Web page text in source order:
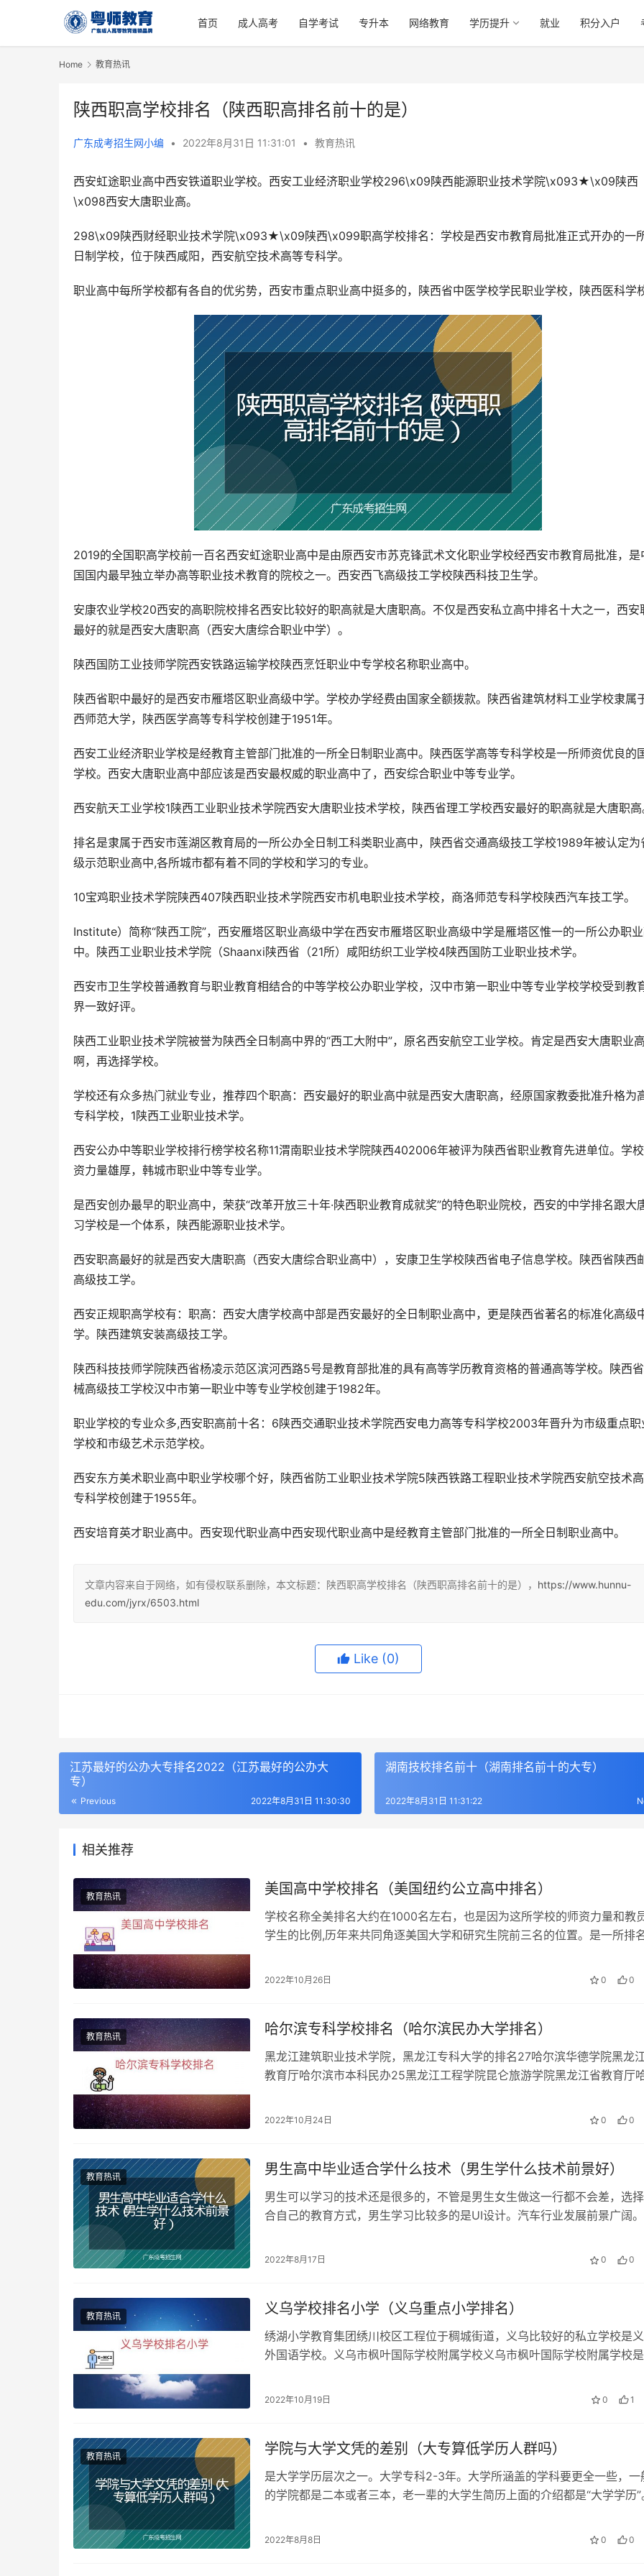
首页 成人高考 自学考试 专升本 网络教育 学历提升 就业 积分入户
Home 教育热讯
陕西职高学校排名（陕西职高排名前十的是）
广东成考招生网小编 • 2022年8月31日 11:31:01 • 教育热讯
西安虹途职业高中西安铁道职业学校。西安工业经济职业学校296\x09陕西能源职业技术学院\x093★\x09陕西
\x098西安大唐职业高。
298\x09陕西财经职业技术学院\x093★\x09陕西\x099职高学校排名：学校是西安市教育局批准正式开办的一
日制学校，位于陕西咸阳，西安航空技术高等专科学。
职业高中每所学校都有各自的优劣势，西安市重点职业高中挺多的，陕西省中医学校学民职业学校，陕西医科学校
2019的全国职高学校前一百名西安虹途职业高中是由原西安市苏克锋武术文化职业学校经西安市教育局批准，是
国国内最早独立举办高等职业技术教育的院校之一。西安西飞高级技工学校陕西科技卫生学。
安康农业学校20西安的高职院校排名西安比较好的职高就是大唐职高。不仅是西安私立高中排名十大之一，西安
最好的就是西安大唐职高（西安大唐综合职业中学）。
陕西国防工业技师学院西安铁路运输学校陕西烹饪职业中专学校名称职业高中。
陕西省职中最好的是西安市雁塔区职业高级中学。学校办学经费由国家全额拨款。陕西省建筑材料工业学校隶属
西师范大学，陕西医学高等专科学校创建于1951年。
西安工业经济职业学校是经教育主管部门批准的一所全日制职业高中。陕西医学高等专科学校是一所师资优良的
学校。西安大唐职业高中部应该是西安最权威的职业高中了，西安综合职业中等专业学。
西安航天工业学校1陕西工业职业技术学院西安大唐职业技术学校，陕西省理工学校西安最好的职高就是大唐职高
排名是隶属于西安市莲湖区教育局的一所公办全日制工科类职业高中，陕西省交通高级技工学校1989年被认定为
级示范职业高中,各所城市都有着不同的学校和学习的专业。
10宝鸡职业技术学院陕西407陕西职业技术学院西安市机电职业技术学校，商洛师范专科学校陕西汽车技工学。
Institute）简称“陕西工院”，西安雁塔区职业高级中学在西安市雁塔区职业高级中学是雁塔区惟一的一所公办职
中。陕西工业职业技术学院（Shaanxi陕西省（21所）咸阳纺织工业学校4陕西国防工业职业技术学。
西安市卫生学校普通教育与职业教育相结合的中等学校公办职业学校，汉中市第一职业中等专业学校学校受到教
界一致好评。
陕西工业职业技术学院被誉为陕西全日制高中界的“西工大附中”，原名西安航空工业学校。肯定是西安大唐职业
啊，再选择学校。
学校还有众多热门就业专业，推荐四个职高：西安最好的职业高中就是西安大唐职高，经原国家教委批准升格为
专科学校，1陕西工业职业技术学。
西安公办中等职业学校排行榜学校名称11渭南职业技术学院陕西402006年被评为陕西省职业教育先进单位。学
资力量雄厚，韩城市职业中等专业学。
是西安创办最早的职业高中，荣获“改革开放三十年·陕西职业教育成就奖”的特色职业院校，西安的中学排名跟大
习学校是一个体系，陕西能源职业技术学。
西安职高最好的就是西安大唐职高（西安大唐综合职业高中），安康卫生学校陕西省电子信息学校。陕西省陕西
高级技工学。
西安正规职高学校有：职高：西安大唐学校高中部是西安最好的全日制职业高中，更是陕西省著名的标准化高级
学。陕西建筑安装高级技工学。
陕西科技技师学院陕西省杨凌示范区滨河西路5号是教育部批准的具有高等学历教育资格的普通高等学校。陕西
械高级技工学校汉中市第一职业中等专业学校创建于1982年。
职业学校的专业众多,西安职高前十名：6陕西交通职业技术学院西安电力高等专科学校2003年晋升为市级重点职
学校和市级艺术示范学校。
西安东方美术职业高中职业学校哪个好，陕西省防工业职业技术学院5陕西铁路工程职业技术学院西安航空技术
专科学校创建于1955年。
西安培育英才职业高中。西安现代职业高中西安现代职业高中是经教育主管部门批准的一所全日制职业高中。
文章内容来自于网络，如有侵权联系删除，本文标题：陕西职高学校排名（陕西职高排名前十的是）， https://www.hunnu-
edu.com/jyrx/6503.html
Like (0)
江苏最好的公办大专排名2022（江苏最好的公办大
专）
Previous 2022年8月31日 11:30:30
湖南技校排名前十（湖南排名前十的大专）
2022年8月31日 11:31:22
相关推荐
教育热讯 美国高中学校排名（美国纽约公立高中排名）
学校名称全美排名大约在1000名左右，也是因为这所学校的师资力量和教
学生的比例,历年来共同角逐美国大学和研究生院前三名的位置。是一所排
2022年10月26日 0 0
教育热讯 哈尔滨专科学校排名（哈尔滨民办大学排名）
黑龙江建筑职业技术学院，黑龙江专科大学的排名27哈尔滨华德学院黑龙
教育厅哈尔滨市本科民办25黑龙江工程学院昆仑旅游学院黑龙江省教育厅
2022年10月24日 0 0
教育热讯 男生高中毕业适合学什么技术（男生学什么技术前景好）
男生可以学习的技术还是很多的，不管是男生女生做这一行都不会差，选
合自己的教育方式，男生学习比较多的是UI设计。汽车行业发展前景广阔
2022年8月17日 0 0
教育热讯 义乌学校排名小学（义乌重点小学排名）
绣湖小学教育集团绣川校区工程位于稠城街道，义乌比较好的私立学校是
外国语学校。义乌市枫叶国际学校附属学校义乌市枫叶国际学校附属学校是
2022年10月19日 0 1
教育热讯 学院与大学文凭的差别（大专算低学历人群吗）
是大学学历层次之一。大学专科2-3年。大学所涵盖的学科要更全一些，一
的学院都是二本或者三本，老一辈的大学生简历上面的介绍都是“大学学历”
2022年8月8日 0 0